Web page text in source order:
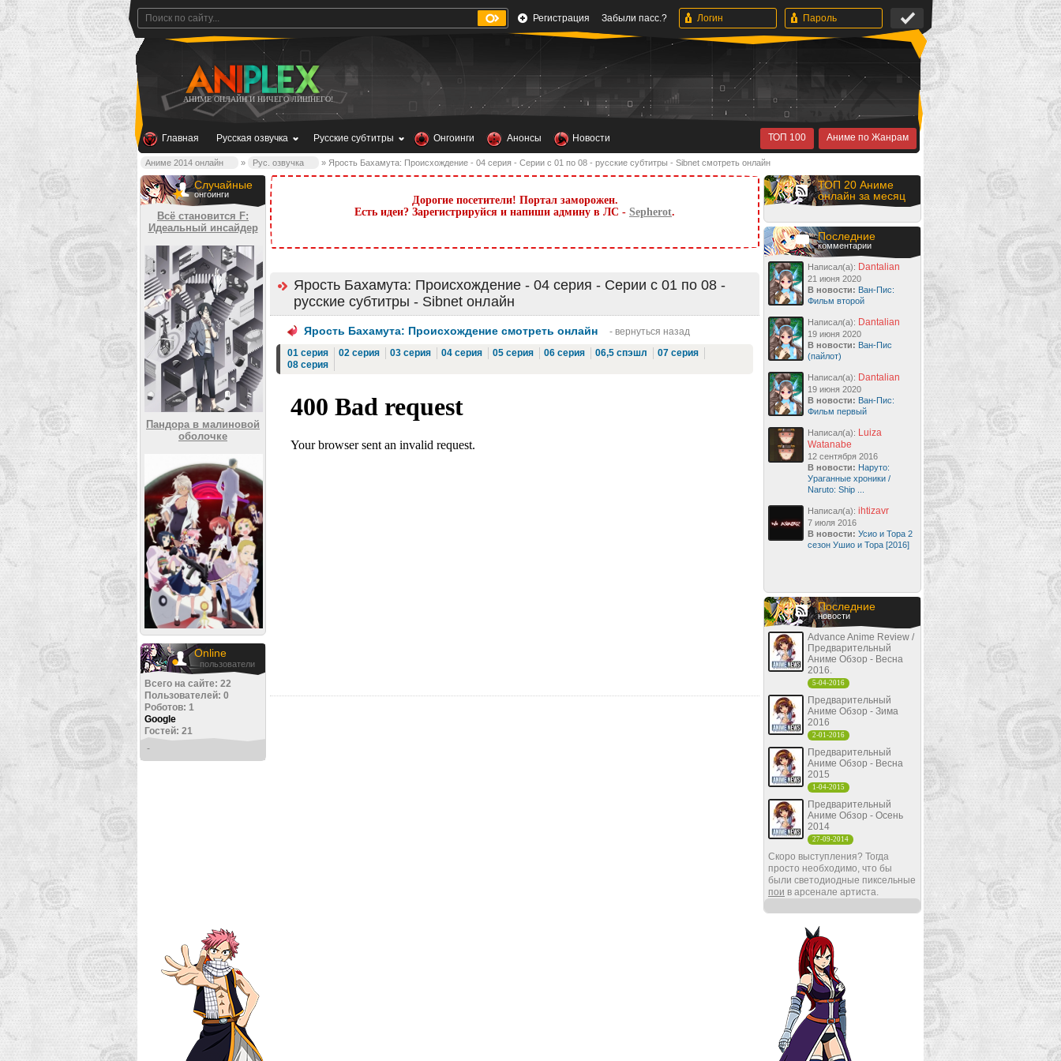
Регистрация Забыли пасс.?
АНИМЕ ОНЛАЙН И НИЧЕГО ЛИШНЕГО!
Главная Русская озвучка Русские субтитры Онгоинги Анонсы Новости ТОП 100 Аниме по Жанрам
Аниме 2014 онлайн » Рус. озвучка » Ярость Бахамута: Происхождение - 04 серия - Серии с 01 по 08 - русские субтитры - Sibnet смотреть онлайн
Случайные
онгоинги
Всё становится F:
Идеальный инсайдер
Пандора в малиновой
оболочке
Online
пользователи
Всего на сайте: 22
Пользователей: 0
Роботов: 1
Google
Гостей: 21
-
ТОП 20 Аниме
онлайн за месяц
Последние
комментарии
Написал(а): Dantalian
21 июня 2020
В новости: Ван-Пис:
Фильм второй
Написал(а): Dantalian
19 июня 2020
В новости: Ван-Пис
(пайлот)
Написал(а): Dantalian
19 июня 2020
В новости: Ван-Пис:
Фильм первый
Написал(а): Luiza
Watanabe
12 сентября 2016
В новости: Наруто:
Ураганные хроники /
Naruto: Ship ...
Написал(а): ihtizavr
7 июля 2016
В новости: Усио и Тора 2
сезон Ушио и Тора [2016]
Последние
новости
Advance Anime Review /
Предварительный
Аниме Обзор - Весна
2016.
5-04-2016
Предварительный
Аниме Обзор - Зима
2016
2-01-2016
Предварительный
Аниме Обзор - Весна
2015
1-04-2015
Предварительный
Аниме Обзор - Осень
2014
27-09-2014
Скоро выступления? Тогда
просто необходимо, что бы
были светодиодные пиксельные
пои в арсенале артиста.
Дорогие посетители! Портал заморожен.
Есть идеи? Зарегистрируйся и напиши админу в ЛС - Sepherot.
Ярость Бахамута: Происхождение - 04 серия - Серии с 01 по 08 -
русские субтитры - Sibnet онлайн
Ярость Бахамута: Происхождение смотреть онлайн
- вернуться назад
01 серия
02 серия 03 серия 04 серия 05 серия 06 серия 06,5 спэшл
07 серия
08 серия